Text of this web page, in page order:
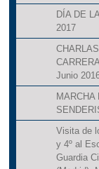
DÍA DE
2017
Junio
MARCHA
Visita de
y 4º al
Guardia